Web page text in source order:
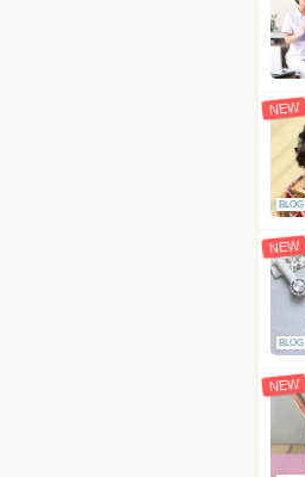
NEW
BLOG
NEW
BLOG
NEW